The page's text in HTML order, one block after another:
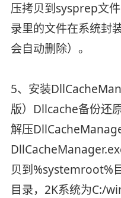
压拷贝到sysprep文
录里的文件在系统封
会自动删除）。
5、安装
版）Dllcache备份还
解压
贝到%systemroot%
目录，2K系统为C:/